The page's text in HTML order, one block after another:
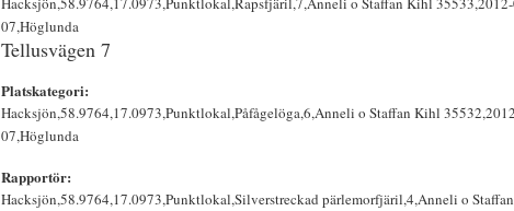
07,Höglunda
Tellusvägen 7
Platskategori:
Hacksjön,58.9764,17.0973,Punktlokal,Påfågelöga,6,Anneli o Staffan Kihl
07,Höglunda
Rapportör:
Hacksjön,58.9764,17.0973,Punktlokal,Silverstreckad pärlemorfjäril,4,Anneli o